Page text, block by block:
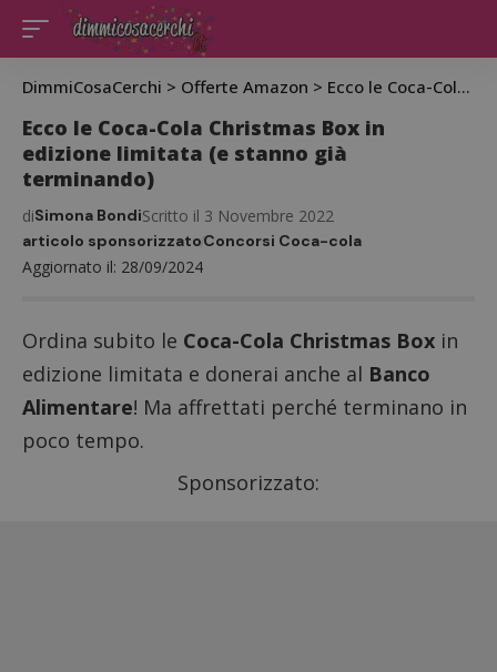
DimmiCosaCerchi > Offerte Amazon > Ecco le Coca-Cola Christmas Box in edizione limitata (e stanno già terminando)
Ecco le Coca-Cola Christmas Box in
edizione limitata (e stanno già
terminando)
Aggiornato il: 28/09/2024
diSimona BondiScritto il 3 Novembre 2022
articolo sponsorizzatoConcorsi Coca-cola
Ordina subito le Coca-Cola Christmas Box in
edizione limitata e donerai anche al Banco
Alimentare! Ma affrettati perché terminano in
poco tempo.
Sponsorizzato: